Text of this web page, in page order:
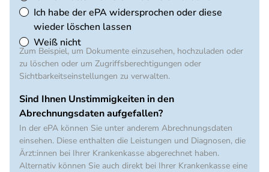
Ich habe der ePA widersprochen oder diese
wieder löschen lassen
Weiß nicht
Zum Beispiel, um Dokumente einzusehen, hochzuladen oder
zu löschen oder um Zugriffsberechtigungen oder
Sichtbarkeitseinstellungen zu verwalten.
Sind Ihnen Unstimmigkeiten in den
Abrechnungsdaten aufgefallen?
In der ePA können Sie unter anderem Abrechnungsdaten
einsehen. Diese enthalten die Leistungen und Diagnosen, die
Ärzt:innen bei Ihrer Krankenkasse abgerechnet haben.
Alternativ können Sie auch direkt bei Ihrer Krankenkasse eine